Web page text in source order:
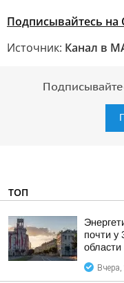
Подписывайтесь на
Источник: Канал в
ТОП
почти у
области